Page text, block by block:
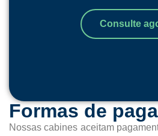
Consulte
Formas de
Nossas cabines aceitam